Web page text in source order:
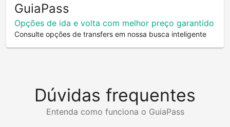
GuiaPass
Opções de ida e volta com melhor preço garantido
Consulte opções de transfers em nossa busca inteligente
Dúvidas frequentes
Entenda como funciona o GuiaPass